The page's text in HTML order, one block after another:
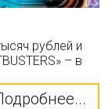
рублей и
– в